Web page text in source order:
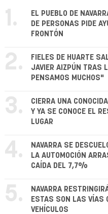
1.
EL PUEBLO DE
DE PERSONAS PIDE
FRONTÓN
2.
FIELES DE HUARTE
JAVIER AIZPÚN TRAS
PENSAMOS MUCHOS"
3.
CIERRA UNA
Y YA SE CONOCE EL
LUGAR
4.
NAVARRA SE
LA AUTOMOCIÓN
CAÍDA DEL 7,7%
5.
NAVARRA
ESTAS SON LAS VÍAS
VEHÍCULOS